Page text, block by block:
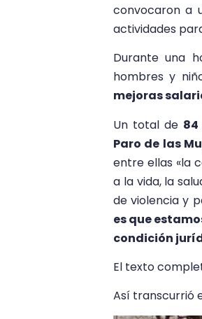
convocaron a
actividades
Durante una
hombres y
mejoras
Un total de
Paro de las
entre ellas «la
a la vida, la
de violencia y
es que
condición
El texto
Así transcurrió